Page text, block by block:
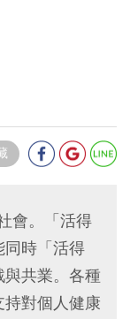
會。「活得
同時「活得
共業。各種
對個人健康